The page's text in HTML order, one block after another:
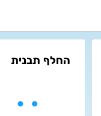
החלף תבנית